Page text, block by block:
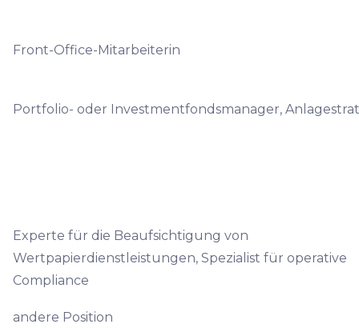
Front-Office-Mitarbeiterin
Portfolio- oder Investmentfondsmanager,
Experte für die Beaufsichtigung von
Wertpapierdienstleistungen, Spezialist für operative
Compliance
andere Position